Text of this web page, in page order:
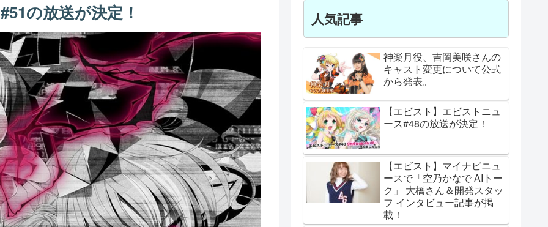
の放送が決定！ 人気記事
神楽月役、吉岡美咲さんの
キャスト変更について公式
から発表。
【エビスト】エビストニュ
ース#48の放送が決定！
【エビスト】マイナビニュ
ースで「空乃かなで AIトー
ク」 大橋さん＆開発スタッ
フ インタビュー記事が掲
載！